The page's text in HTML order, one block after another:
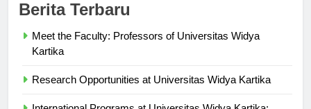
Meet the Faculty: Professors of Universitas Widya